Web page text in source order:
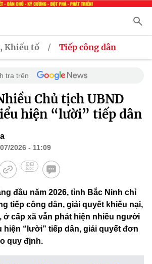
Khiếu tố / Tiếp công dân
tra trên
Chủ tịch UBND
hiện “lười” tiếp dân
2026 - 11:09
đầu năm 2026, tỉnh Bắc Ninh chỉ
tiếp công dân, giải quyết khiếu nại,
ở cấp xã vẫn phát hiện nhiều người
hiện “lười” tiếp dân, giải quyết đơn
quy định.